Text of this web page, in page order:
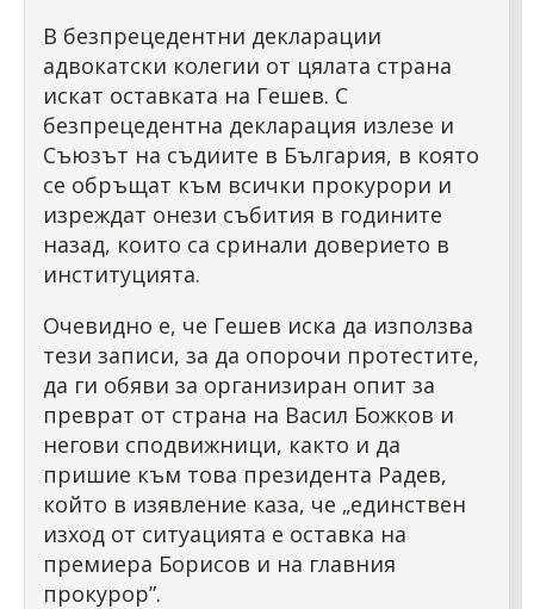
В безпрецедентни декларации
адвокатски колегии от цялата страна
искат оставката на Гешев. С
безпрецедентна декларация излезе и
Съюзът на съдиите в България, в която
се обръщат към всички прокурори и
изреждат онези събития в годините
назад, които са сринали доверието в
институцията.
Очевидно е, че Гешев иска да използва
тези записи, за да опорочи протестите,
да ги обяви за организиран опит за
преврат от страна на Васил Божков и
негови сподвижници, както и да
пришие към това президента Радев,
който в изявление каза, че „единствен
изход от ситуацията е оставка на
премиера Борисов и на главния
прокурор”.